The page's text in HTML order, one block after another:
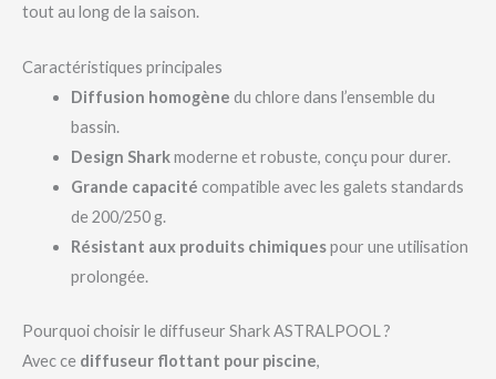
tout au long de la saison.
Caractéristiques principales
Diffusion homogène du chlore dans l’ensemble du
bassin.
Design Sharkmoderne et robuste, conçu pour durer.
Grande capacité compatible avec les galets standards
de 200/250 g.
Résistant aux produits chimiquespour une utilisation
prolongée.
Pourquoi choisir le diffuseur Shark ASTRALPOOL ?
Avec ce diffuseur flottant pour piscine,